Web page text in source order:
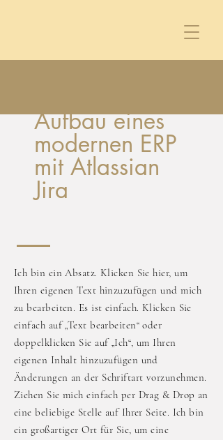
Aufbau eines
modernen ERP
mit Atlassian
Jira
Ich bin ein Absatz. Klicken Sie hier, um
Ihren eigenen Text hinzuzufügen und mich
zu bearbeiten. Es ist einfach. Klicken Sie
einfach auf „Text bearbeiten“ oder
doppelklicken Sie auf „Ich“, um Ihren
eigenen Inhalt hinzuzufügen und
Änderungen an der Schriftart vorzunehmen.
Ziehen Sie mich einfach per Drag & Drop an
eine beliebige Stelle auf Ihrer Seite. Ich bin
ein großartiger Ort für Sie, um eine